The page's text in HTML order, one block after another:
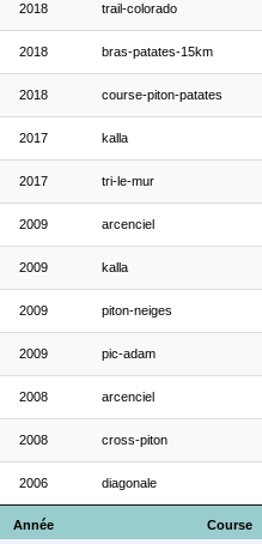
Année Course
2018 trail-colorado
2018 bras-patates-15km
2018 course-piton-patates
2017 kalla
2017 tri-le-mur
2009 arcenciel
2009 kalla
2009 piton-neiges
2009 pic-adam
2008 arcenciel
2008 cross-piton
2006 diagonale